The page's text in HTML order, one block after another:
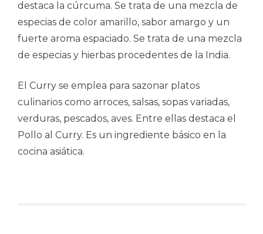
destaca la cúrcuma. Se trata de una mezcla de
especias de color amarillo, sabor amargo y un
fuerte aroma espaciado. Se trata de una mezcla
de especias y hierbas procedentes de la India.
El Curry se emplea para sazonar platos
culinarios como arroces, salsas, sopas variadas,
verduras, pescados, aves. Entre ellas destaca el
Pollo al Curry. Es un ingrediente básico en la
cocina asiática.